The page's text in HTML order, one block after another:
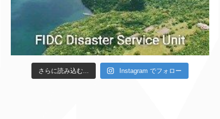
さらに読み込む... Instagram でフォロー